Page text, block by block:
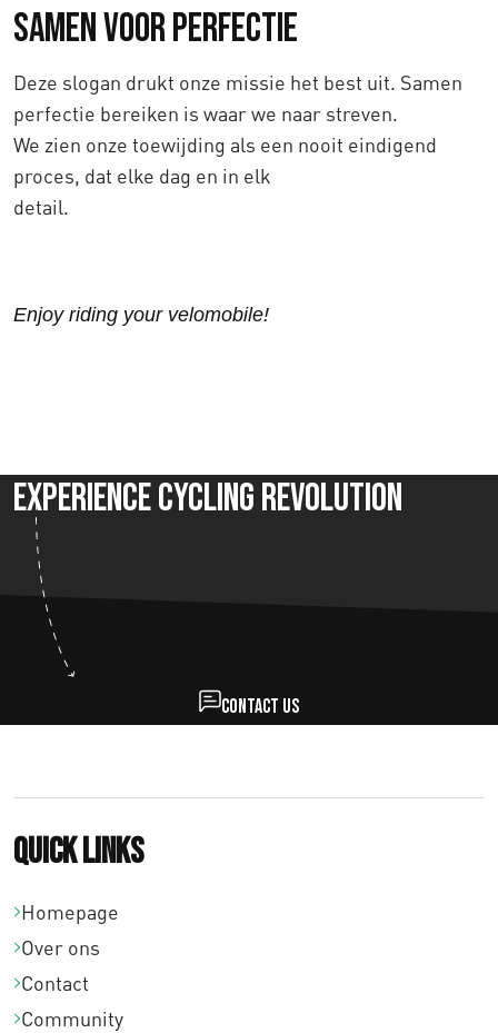
Samen voor perfectie
Deze slogan drukt onze missie het best uit. Samen
perfectie bereiken is waar we naar streven.
We zien onze toewijding als een nooit eindigend
proces, dat elke dag en in elk
detail.
Enjoy riding your velomobile!
Experience Cycling Revolution
Contact us
Quick links
Homepage
Over ons
Contact
Community